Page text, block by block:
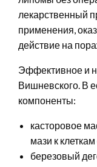
лекарственный
применения,
действие на
Эффективное и
Вишневского. В
компоненты:
касторовое
мази к
березовый